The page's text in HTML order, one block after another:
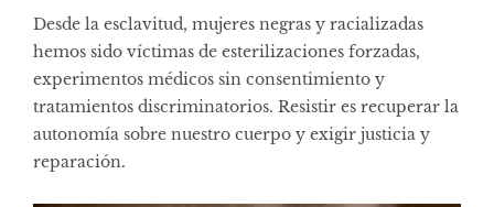
Desde la esclavitud, mujeres negras y racializadas
hemos sido víctimas de esterilizaciones forzadas,
experimentos médicos sin consentimiento y
tratamientos discriminatorios. Resistir es recuperar la
autonomía sobre nuestro cuerpo y exigir justicia y
reparación.